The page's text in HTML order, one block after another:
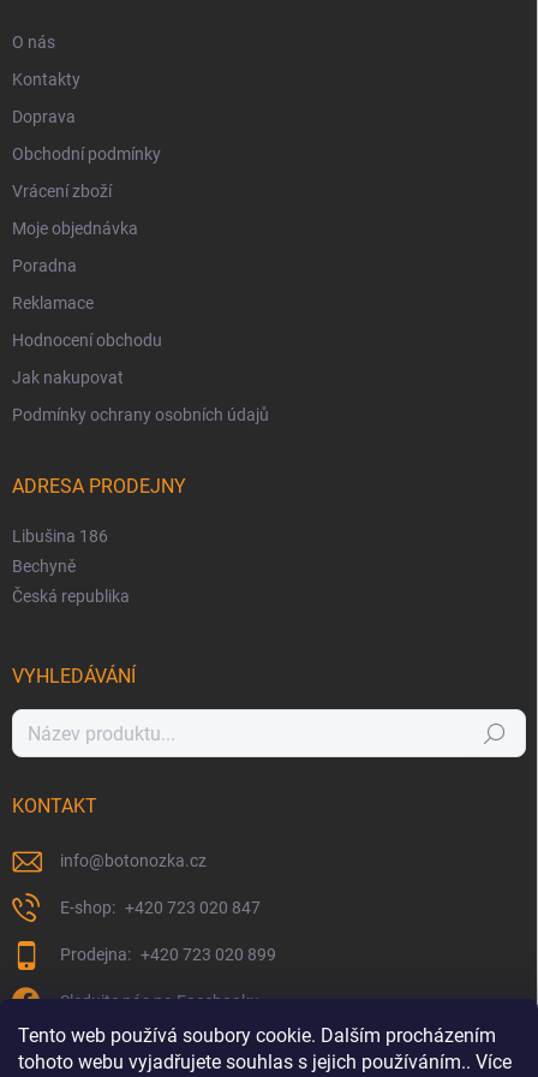
Tento web používá soubory cookie. Dalším procházením
tohoto webu vyjadřujete souhlas s jejich používáním.. Více
O nás
Kontakty
Doprava
Obchodní podmínky
Vrácení zboží
Moje objednávka
Poradna
Reklamace
Hodnocení obchodu
Jak nakupovat
Podmínky ochrany osobních údajů
ADRESA PRODEJNY
Libušina 186
Bechyně
Česká republika
VYHLEDÁVÁNÍ
Hledat
KONTAKT
info@botonozka.cz
+420 723 020 847
+420 723 020 899
Sledujte nás na Facebooku